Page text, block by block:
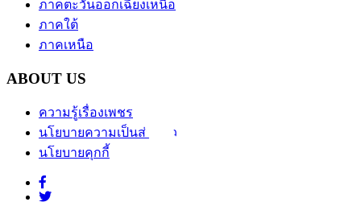
ภาคตะวันออกเฉียงเหนือ
ภาคใต้
ภาคเหนือ
ABOUT US
ความรู้เรื่องเพชร
นโยบายความเป็นส่วนตัว
นโยบายคุกกี้